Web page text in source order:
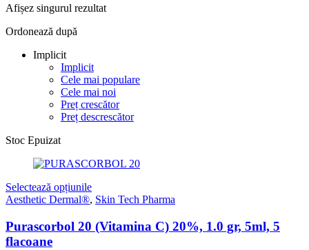
Afișez singurul rezultat
Ordonează după
Implicit
Implicit
Cele mai populare
Cele mai noi
Preț crescător
Preț descrescător
Stoc Epuizat
Selectează opțiunile
Aesthetic Dermal®, Skin Tech Pharma
Purascorbol 20 (Vitamina C) 20%, 1.0 gr, 5ml, 5
flacoane